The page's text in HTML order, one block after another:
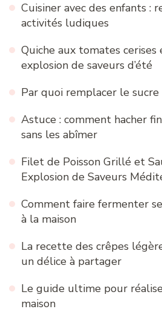
Cuisiner avec des enfants :
activités ludiques
Quiche aux tomates cerises
explosion de saveurs d’été
Par quoi remplacer le sucre
Astuce : comment hacher
sans les abîmer
Filet de Poisson Grillé et
Explosion de Saveurs
Comment faire fermenter
à la maison
La recette des crêpes
un délice à partager
Le guide ultime pour
maison